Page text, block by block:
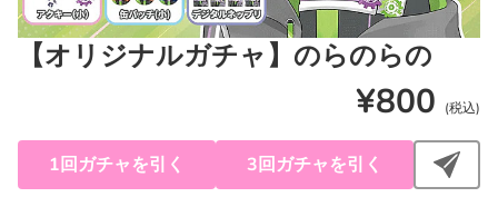
【オリジナルガチャ】のらのらの
¥800 (税込)
1回ガチャを引く 3回ガチャを引く